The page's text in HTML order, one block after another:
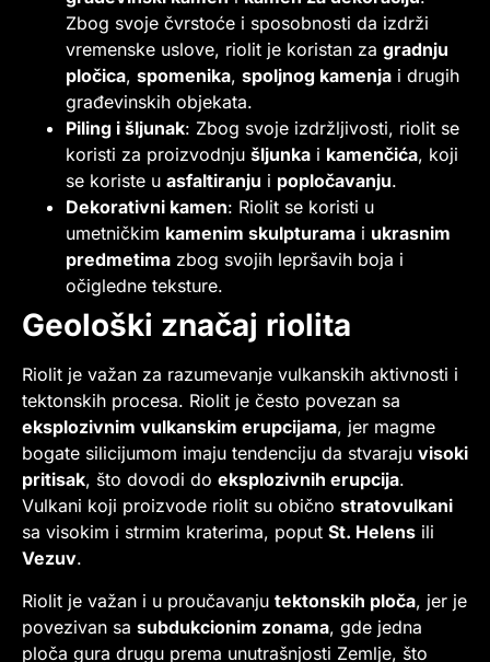
Zbog svoje čvrstoće i sposobnosti da izdrži
vremenske uslove, riolit je koristan za gradnju
pločica, spomenika, spoljnog kamenja i drugih
građevinskih objekata.
Piling i šljunak: Zbog svoje izdržljivosti, riolit se
koristi za proizvodnju šljunka i kamenčića, koji
se koriste u asfaltiranju i popločavanju.
Dekorativni kamen: Riolit se koristi u
umetničkim kamenim skulpturama i ukrasnim
predmetima zbog svojih lepršavih boja i
očigledne teksture.
Geološki značaj riolita
Riolit je važan za razumevanje vulkanskih aktivnosti i
tektonskih procesa. Riolit je često povezan sa
eksplozivnim vulkanskim erupcijama, jer magme
bogate silicijumom imaju tendenciju da stvaraju visoki
pritisak, što dovodi do eksplozivnih erupcija.
Vulkani koji proizvode riolit su obično stratovulkani
sa visokim i strmim kraterima, poput St. Helens ili
Vezuv.
Riolit je važan i u proučavanju tektonskih ploča, jer je
povezivan sa subdukcionim zonama, gde jedna
ploča gura drugu prema unutrašnjosti Zemlje, što